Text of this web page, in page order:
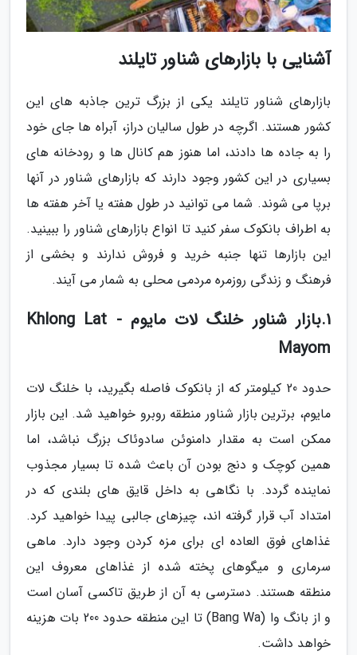
آشنایی با بازارهای شناور تایلند
بازارهای شناور تایلند یکی از بزرگ ترین جاذبه های این
کشور هستند. اگرچه در طول سالیان دراز، آبراه ها جای خود
را به جاده ها دادند، اما هنوز هم کانال ها و رودخانه های
بسیاری در این کشور وجود دارند که بازارهای شناور در آنها
برپا می شوند. شما می توانید در طول هفته یا آخر هفته ها
به اطراف بانکوک سفر کنید تا انواع بازارهای شناور را ببینید.
این بازارها تنها جنبه خرید و فروش ندارند و بخشی از
فرهنگ و زندگی روزمره مردمی محلی به شمار می آیند.
1.بازار شناور خلنگ لات مایوم - Khlong Lat
Mayom
حدود 20 کیلومتر که از بانکوک فاصله بگیرید، با خلنگ لات
مایوم، برترین بازار شناور منطقه روبرو خواهید شد. این بازار
ممکن است به مقدار دامنوئن سادوئاک بزرگ نباشد، اما
همین کوچک و دنج بودن آن باعث شده تا بسیار مجذوب
نماینده گردد. با نگاهی به داخل قایق های بلندی که در
امتداد آب قرار گرفته اند، چیزهای جالبی پیدا خواهید کرد.
غذاهای فوق العاده ای برای مزه کردن وجود دارد. ماهی
سرماری و میگوهای پخته شده از غذاهای معروف این
منطقه هستند. دسترسی به آن از طریق تاکسی آسان است
و از بانگ وا (Bang Wa) تا این منطقه حدود 200 بات هزینه
خواهد داشت.